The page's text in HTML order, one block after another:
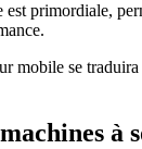
primordiale,
se
à